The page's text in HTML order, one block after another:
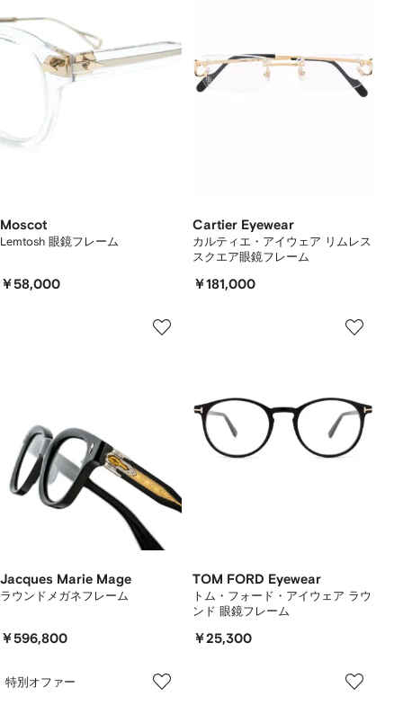
Moscot
Lemtosh 眼鏡フレーム
￥58,000
Cartier Eyewear
カルティエ・アイウェア リムレス
スクエア眼鏡フレーム
￥181,000
Jacques Marie Mage
ラウンドメガネフレーム
￥596,800
TOM FORD Eyewear
トム・フォード・アイウェア ラウ
ンド 眼鏡フレーム
￥25,300
特別オファー